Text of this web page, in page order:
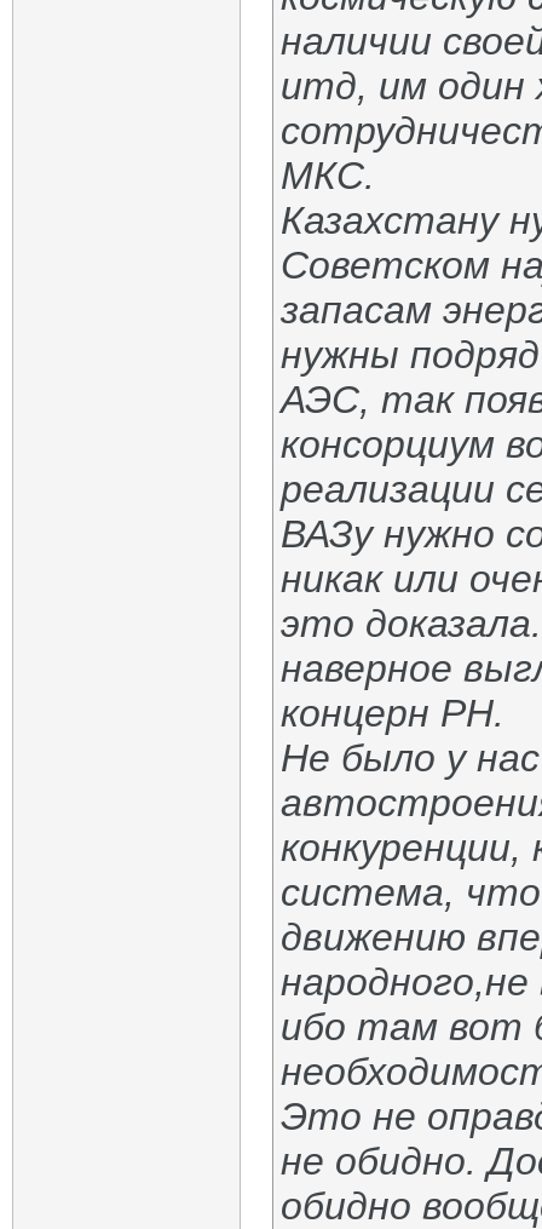
наличии
итд, им один
МКС.
Казахстану
Советском
запасам
нужны
АЭС, так
консорциум
реализации
ВАЗу нужно
никак или
это
наверное
концерн РН.
Не было у
конкуренции,
система,
движению
ибо там вот
Это не
не обидно.
обидно